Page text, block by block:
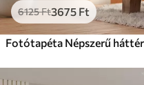
6125Ft3675 Ft